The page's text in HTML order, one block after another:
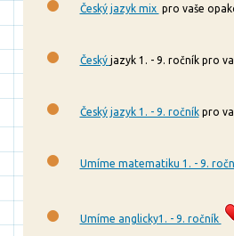
Český jazyk mix pro vaše
Český jazyk 1. - 9. ročník pro
Český jazyk 1. - 9. ročníkpro
Umíme matematiku 1. - 9.
Umíme anglicky1. - 9. ročník